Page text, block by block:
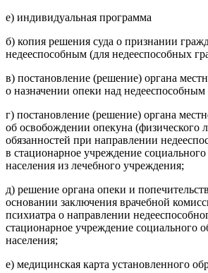
е) индивидуальная программа
б) копия решения суда о признании
недееспособным (для недееспособных
в) постановление (решение) органа
о назначении опеки над
г) постановление (решение) органа
об освобождении опекуна (физического
обязанностей при направлении
в стационарное учреждение
населения из лечебного учреждения;
д) решение органа опеки и
основании заключения врачебной
психиатра о направлении
стационарное учреждение социального
населения;
е) медицинская карта установленного